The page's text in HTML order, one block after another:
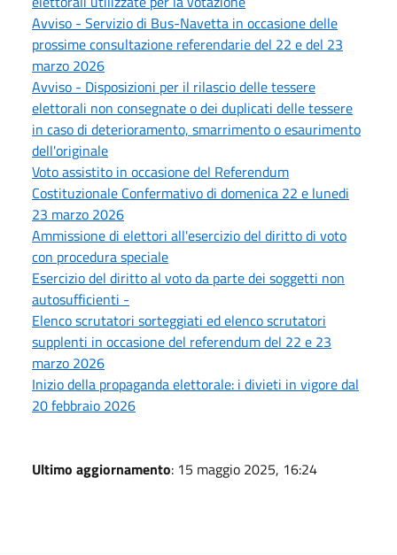
Avviso - Servizio di Bus-Navetta in occasione delle
prossime consultazione referendarie del 22 e del 23
marzo 2026
Avviso - Disposizioni per il rilascio delle tessere
elettorali non consegnate o dei duplicati delle tessere
in caso di deterioramento, smarrimento o esaurimento
dell'originale
Voto assistito in occasione del Referendum
Costituzionale Confermativo di domenica 22 e lunedi
23 marzo 2026
Ammissione di elettori all'esercizio del diritto di voto
con procedura speciale
Esercizio del diritto al voto da parte dei soggetti non
autosufficienti -
Elenco scrutatori sorteggiati ed elenco scrutatori
supplenti in occasione del referendum del 22 e 23
marzo 2026
Inizio della propaganda elettorale: i divieti in vigore dal
20 febbraio 2026
Ultimo aggiornamento: 15 maggio 2025, 16:24